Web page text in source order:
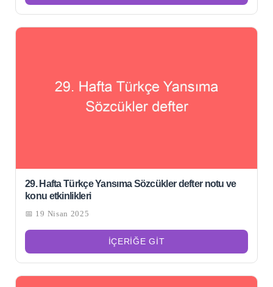
Şu
kelime
için
ARA
29. Hafta Türkçe Yansıma Sözcükler defter notu ve
konu etkinlikleri
📅 19 Nisan 2025
İÇERIĞE GIT